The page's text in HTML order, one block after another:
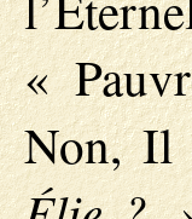
«
Non,